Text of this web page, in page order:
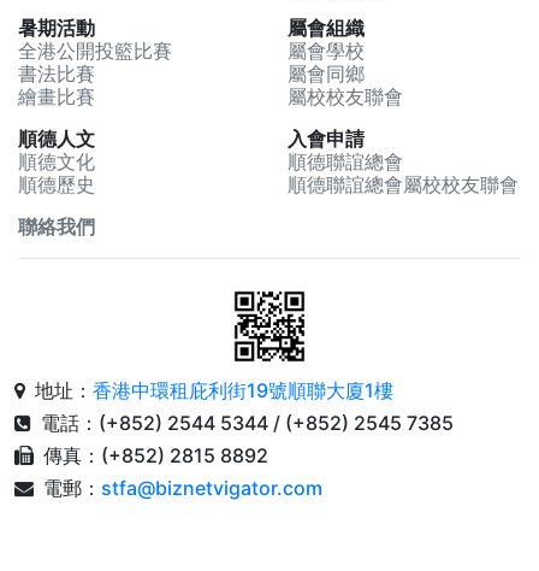
暑期活動
全港公開投籃比賽
書法比賽
繪畫比賽
屬會組織
屬會學校
屬會同鄉
屬校校友聯會
順德人文
順德文化
順德歷史
入會申請
順德聯誼總會
順德聯誼總會屬校校友聯會
聯絡我們
地址： 香港中環租庇利街19號順聯大廈1樓
電話：(+852) 2544 5344 / (+852) 2545 7385
傳真：(+852) 2815 8892
電郵： stfa@biznetvigator.com